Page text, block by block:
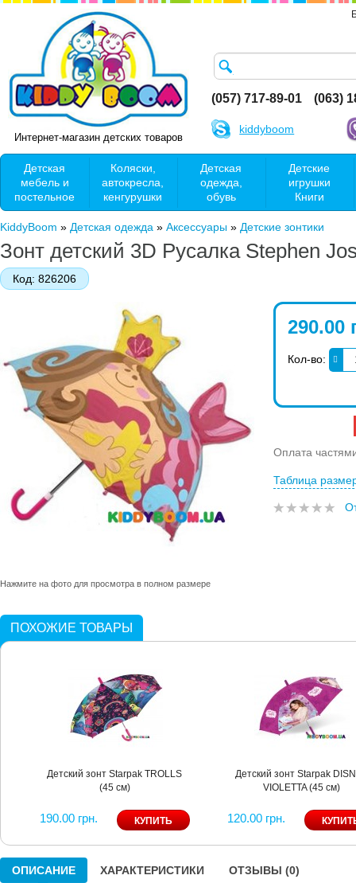
Интернет-магазин детских товаров
(057) 717-89-01 (063)
kiddyboom
Детская
мебель и
постельное
Коляски,
автокресла,
кенгурушки
Детская
одежда,
обувь
Детские
игрушки
Книги
KiddyBoom » Детская одежда » Аксессуары » Детские зонтики
Зонт детский 3D Русалка Stephen
Код: 826206
Нажмите на фото для просмотра в полном размере
290.00
Кол-во:
Оплата
Таблица
ПОХОЖИЕ ТОВАРЫ
Детский зонт Starpak TROLLS
(45 см)
190.00 грн.
Детский зонт Starpak
VIOLETTA (45 см)
120.00 грн.
ОПИСАНИЕ ХАРАКТЕРИСТИКИ ОТЗЫВЫ (0)